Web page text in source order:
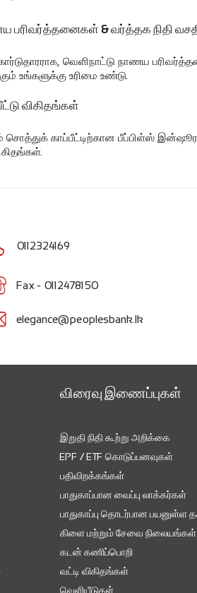
பரிவர்த்தனைகள் & வர்த்தக நிதி
வெளிநாட்டு நாணய
உங்களுக்கு உரிமை உண்டு.
விகிதங்கள்
சொத்துக் காப்பீட்டிற்கான பீப்பிள்ஸ்
0112324169
Fax - 0112478150
elegance@peoplesbank.lk
விரைவு இணைப்புகள்
இறுதி நிதி கூற்று அறிக்கை
EPF / ETF கொடுப்பனவுகள்
பதிவிறக்கங்கள்
பாதுகாப்பான வைப்பு லாக்கர்கள்
பாதுகாப்பு தொடர்பான பயனுள்ள
கிளை மற்றும் சேவை நிலையங்கள்
கடன் கணிப்பொறி
வட்டி விகிதங்கள்
வெளியீடுகள்